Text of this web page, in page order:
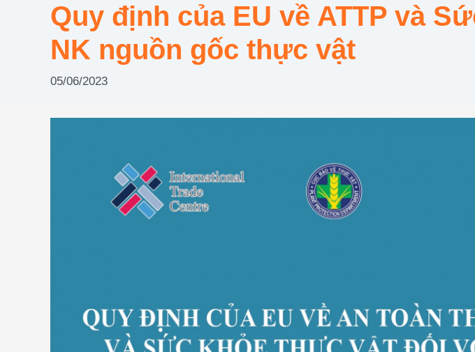
Quy định của EU về ATTP và
NK nguồn gốc thực vật
05/06/2023